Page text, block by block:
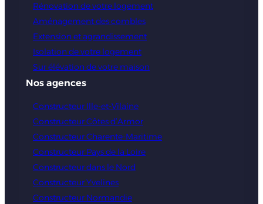
Rénovation de votre logement
Aménagement des combles
Extension et agrandissement
Isolation de votre logement
Sur élévation de votre maison
Nos agences
Constructeur Ille-et-Vilaine
Constructeur Côtes d’Armor
Constructeur Charente-Maritime
Constructeur Pays de la Loire
Constructeur dans le Nord
Constructeur Yvelines
Constructeur Normandie